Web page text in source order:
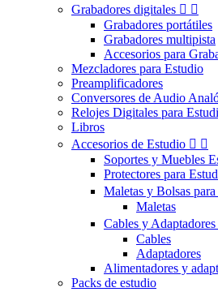
Grabadores digitales  
Grabadores portátiles
Grabadores multipista
Accesorios para
Mezcladores para Estudio
Preamplificadores
Conversores de Audio
Relojes Digitales para
Libros
Accesorios de Estudio  
Soportes y Muebles
Protectores para
Maletas y Bolsas
Maletas
Cables y
Cables
Adaptadores
Alimentadores y
Packs de estudio